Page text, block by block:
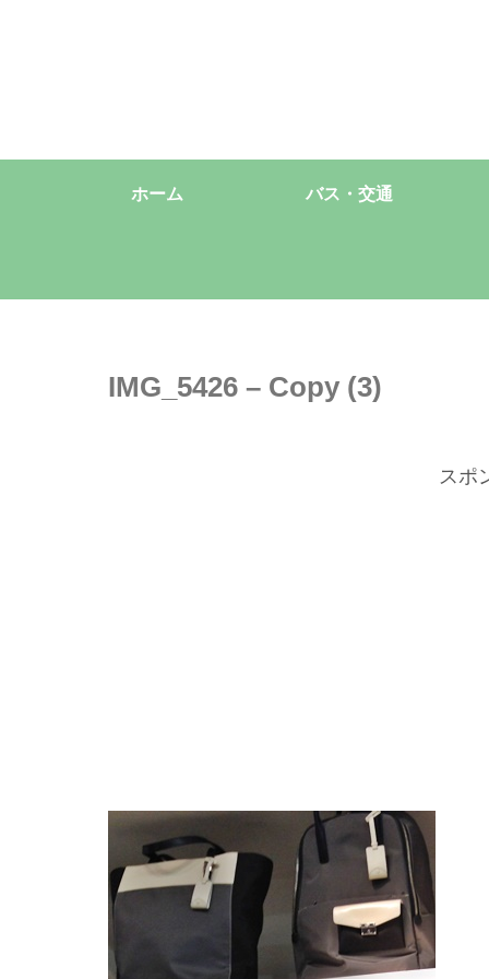
ホーム バス・交通
IMG_5426 – Copy (3)
スポ